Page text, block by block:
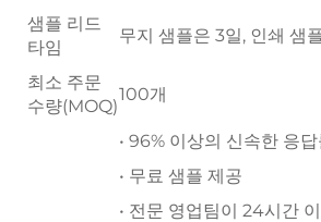
샘플 리드
타임
무지 샘플은 3일, 인쇄 샘
최소 주문
수량(MOQ)
100개
• 96% 이상의 신속한 응답
• 무료 샘플 제공
• 전문 영업팀이 24시간